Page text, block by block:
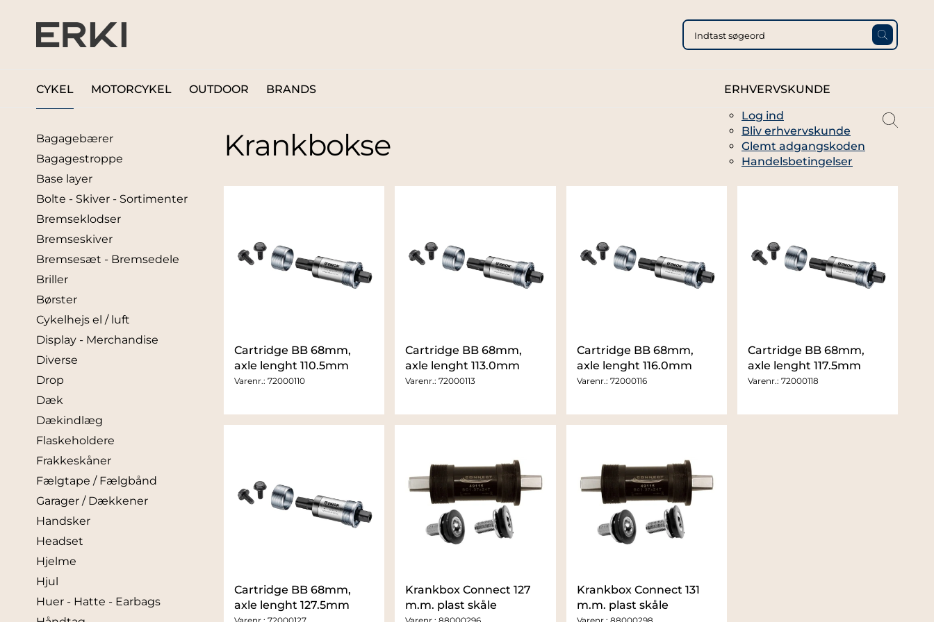
CYKEL MOTORCYKEL OUTDOOR BRANDS
ERHVERVSKUNDE
Log ind
Bliv erhvervskunde
Glemt adgangskoden
Handelsbetingelser
Bagagebærer
Bagagestroppe
Base layer
Bolte - Skiver - Sortimenter
Bremseklodser
Bremseskiver
Bremsesæt - Bremsedele
Briller
Børster
Cykelhejs el / luft
Display - Merchandise
Diverse
Drop
Dæk
Dækindlæg
Flaskeholdere
Frakkeskåner
Fælgtape / Fælgbånd
Garager / Dækkener
Handsker
Headset
Hjelme
Hjul
Huer - Hatte - Earbags
Krankbokse
Cartridge BB 68mm,
axle lenght 110.5mm
Varenr.: 72000110
Cartridge BB 68mm,
axle lenght 113.0mm
Varenr.:72000113
Cartridge BB 68mm,
axle lenght 116.0mm
Varenr.: 72000116
Cartridge BB 68mm,
axle lenght 117.5mm
Varenr.: 72000118
Cartridge BB 68mm,
axle lenght 127.5mm
Varenr.: 72000127
Krankbox Connect 127
m.m. plast skåle
Varenr.:88000296
Krankbox Connect 131
m.m. plast skåle
Varenr.: 88000298